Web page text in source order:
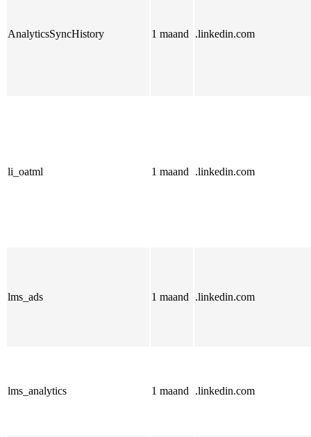
AnalyticsSyncHistory 1 maand .linkedin.com
li_oatml 1 maand .linkedin.com
lms_ads 1 maand .linkedin.com
lms_analytics 1 maand .linkedin.com